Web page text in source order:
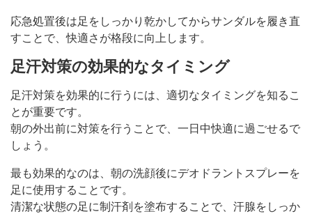
応急処置後は足をしっかり乾かしてからサンダルを履き直
すことで、快適さが格段に向上します。
足汗対策の効果的なタイミング
足汗対策を効果的に行うには、適切なタイミングを知るこ
とが重要です。
朝の外出前に対策を行うことで、一日中快適に過ごせるで
しょう。
最も効果的なのは、朝の洗顔後にデオドラントスプレーを
足に使用することです。
清潔な状態の足に制汗剤を塗布することで、汗腺をしっか